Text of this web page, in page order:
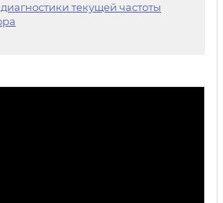
текущей частоты